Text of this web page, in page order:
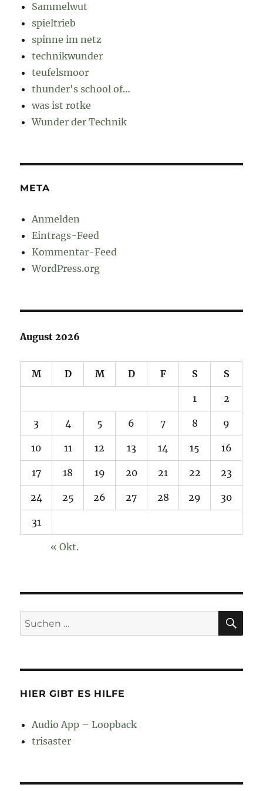
Sammelwut
spieltrieb
spinne im netz
technikwunder
teufelsmoor
thunder's school of…
was ist rotke
Wunder der Technik
META
Anmelden
Eintrags-Feed
Kommentar-Feed
WordPress.org
August 2026
M D M D F S S
1 2
3 4 5 6 7 8 9
10 11 12 13 14 15 16
17 18 19 20 21 22 23
24 25 26 27 28 29 30
31
« Okt.
Suchen
nach:
HIER GIBT ES HILFE
Audio App – Loopback
trisaster